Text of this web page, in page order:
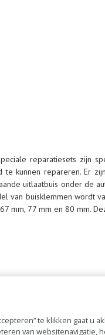
reparatiesets zijn
te kunnen repareren. Er
uitlaatbuis onder de
van buisklemmen wordt
mm, 77 mm en 80 mm.
te klikken gaat u
van websitenavigatie,